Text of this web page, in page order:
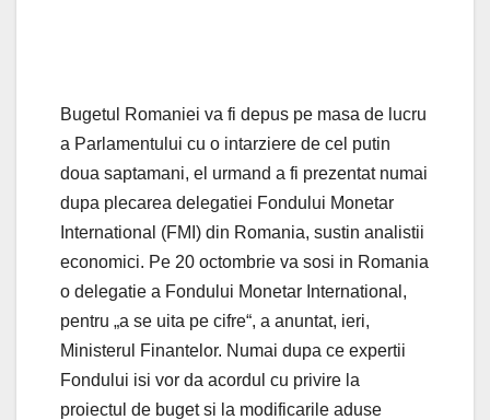
Bugetul Romaniei va fi depus pe masa de lucru
a Parlamentului cu o intarziere de cel putin
doua saptamani, el urmand a fi prezentat numai
dupa plecarea delegatiei Fondului Monetar
International (FMI) din Romania, sustin analistii
economici. Pe 20 octombrie va sosi in Romania
o delegatie a Fondului Monetar International,
pentru „a se uita pe cifre“, a anuntat, ieri,
Ministerul Finantelor. Numai dupa ce expertii
Fondului isi vor da acordul cu privire la
proiectul de buget si la modificarile aduse